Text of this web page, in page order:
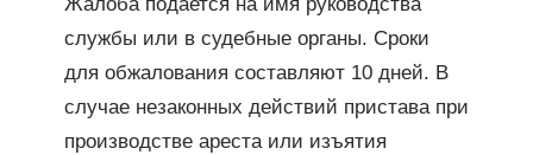
Жалоба подается на имя руководства
службы или в судебные органы. Сроки
для обжалования составляют 10 дней. В
случае незаконных действий пристава при
производстве ареста или изъятия